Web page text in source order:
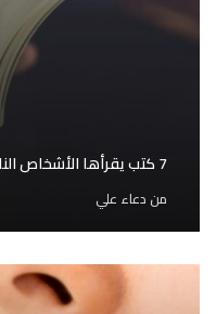
7 كتب يقرأها الأشخاص الناجحون
من دعاء علي